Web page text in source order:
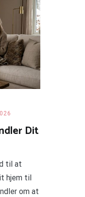
Dit
til at
hjem til
om at